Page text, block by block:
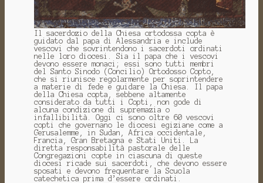
Il sacerdozio della Chiesa ortodossa copta è
guidato dal papa di Alessandria e include
vescovi che sovrintendono i sacerdoti ordinati
nelle loro diocesi. Sia il papa che i vescovi
devono essere monaci; essi sono tutti membri
del Santo Sinodo (Concilio) Ortodosso Copto,
che si riunisce regolarmente per soprintendere
a materie di fede e guidare la Chiesa. Il papa
della Chiesa copta, sebbene altamente
considerato da tutti i Copti, non gode di
alcuna condizione di supremazia o
infallibilità. Oggi ci sono oltre 60 vescovi
copti che governano le diocesi egiziane come a
Gerusalemme, in Sudan, Africa occidentale,
Francia, Gran Bretagna e Stati Uniti. La
diretta responsabilità pastorale delle
Congregazioni copte in ciascuna di queste
diocesi ricade sui sacerdoti, che devono essere
sposati e devono frequentare la Scuola
catechetica prima d’essere ordinati.